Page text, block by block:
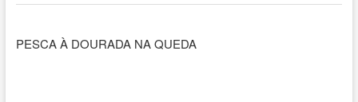
PESCA À DOURADA NA QUEDA